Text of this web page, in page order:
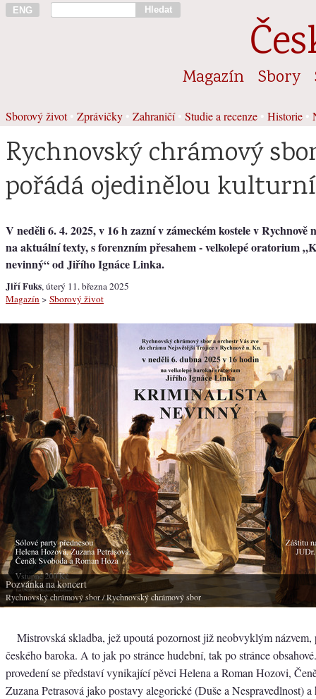
ENG Hledat
Magazín Sbory
Sborový život• Zprávičky Zahraničí• Studie a recenze Historie
Rychnovský chrámový
pořádá ojedinělou
V neděli 6. 4. 2025, v 16 h zazní v zámeckém kostele v
na aktuální texty, s forenzním přesahem - velkolepé oratorium
nevinný“ od Jiřího Ignáce Linka.
Jiří Fuks, úterý 11. března 2025
Magazín > Sborový život
Pozvánka na koncert
Rychnovský chrámový sbor/ Rychnovský chrámový sbor
Mistrovská skladba, jež upoutá pozornost již neobvyklým
českého baroka. A to jak po stránce hudební, tak po stránce
provedení se představí vynikající pěvci Helena a Roman Hozovi,
Zuzana Petrasová jako postavy alegorické (Duše a Nespravedlnost)